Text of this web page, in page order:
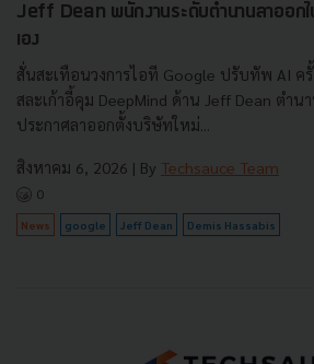
Jeff Dean พนักงานระดับตำนานลาออก
เอง
สั่นสะเทือนวงการไอที Google ปรับทัพ AI ค
สละเก้าอี้คุม DeepMind ด้าน Jeff Dean ตำ
ประกาศลาออกตั้งบริษัทใหม่...
สิงหาคม 6, 2026 | By Techsauce Team
0
News google Jeff Dean Demis Hassabis